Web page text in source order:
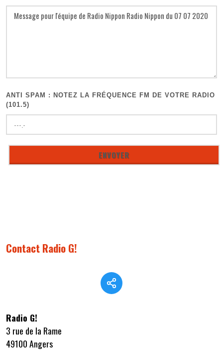
ANTI SPAM : NOTEZ LA FRÉQUENCE FM DE VOTRE RADIO
(101.5)
Contact Radio G!
Radio G!
3 rue de la Rame
49100 Angers